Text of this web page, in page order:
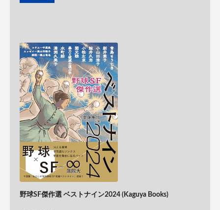
野球SF傑作選 ベストナイン2024 (Kaguya Books)